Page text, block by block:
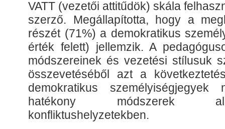
VATT (vezetői attitűdök) skála
szerző. Megállapította, hogy a
részét (71%) a demokratikus
érték felett) jellemzik. A
módszereinek és vezetési stílusuk
összevetéséből azt a
demokratikus
hatékony módszerek
konfliktushelyzetekben.